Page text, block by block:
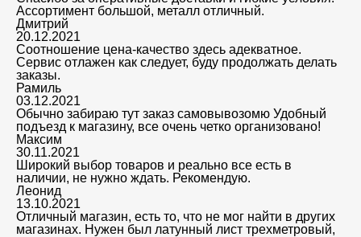
Ассортимент большой, металл отличный.
Дмитрий
20.12.2021
Соотношение цена-качество здесь адекватное.
Сервис отлажен как следует, буду продолжать делать
заказы.
Рамиль
03.12.2021
Обычно забираю тут заказ самовывозомю Удобный
подъезд к магазину, все очень четко организовано!
Максим
30.11.2021
Широкий выбор товаров и реально все есть в
наличии, не нужно ждать. Рекомендую.
Леонид
13.10.2021
Отличный магазин, есть то, что не мог найти в других
магазинах. Нужен был латунный лист трехметровый,